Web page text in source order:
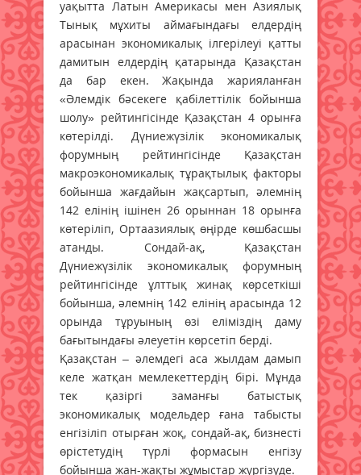
уақытта Латын Америкасы мен Азиялық
Тынық мұхиты аймағындағы елдердің
арасынан экономикалық ілгерілеуі қатты
дамитын елдердің қатарында Қазақстан
да бар екен. Жақында жарияланған
«Әлемдік бәсекеге қабілеттілік бойынша
шолу» рейтингісінде Қазақстан 4 орынға
көтерілді. Дүниежүзілік экономикалық
форумның рейтингісінде Қазақстан
макроэкономикалық тұрақтылық факторы
бойынша жағдайын жақсартып, әлемнің
142 елінің ішінен 26 орыннан 18 орынға
көтеріліп, Ортаазиялық өңірде көшбасшы
атанды. Сондай-ақ, Қазақстан
Дүниежүзілік экономикалық форумның
рейтингісінде ұлттық жинақ көрсеткіші
бойынша, әлемнің 142 елінің арасында 12
орында тұруының өзі еліміздің даму
бағытындағы әлеуетін көрсетіп берді.
Қазақстан – әлемдегі аса жылдам дамып
келе жатқан мемлекеттердің бірі. Мұнда
тек қазіргі заманғы батыстық
экономикалық модельдер ғана табысты
енгізіліп отырған жоқ, сондай-ақ, бизнесті
өрістетудің түрлі формасын енгізу
бойынша жан-жақты жұмыстар жүргізуде.